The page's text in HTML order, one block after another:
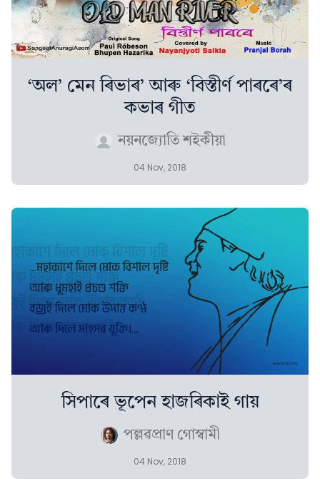
‘অল’ মেন ৰিভাৰ’ আৰু ‘বিস্তীৰ্ণ পাৰৰে’ৰ
কভাৰ গীত
নয়নজ্যোতি শইকীয়া
04 Nov, 2018
সিপাৰে ভূপেন হাজৰিকাই গায়
পল্লৱপ্ৰাণ গোস্বামী
04 Nov, 2018